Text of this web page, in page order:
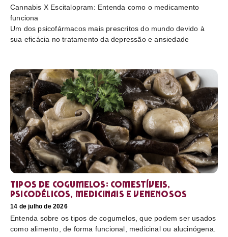
Cannabis X Escitalopram: Entenda como o medicamento
funciona
Um dos psicofármacos mais prescritos do mundo devido à
sua eficácia no tratamento da depressão e ansiedade
Tipos de cogumelos: comestíveis,
psicodélicos, medicinais e venenosos
14 de julho de 2026
Entenda sobre os tipos de cogumelos, que podem ser usados
como alimento, de forma funcional, medicinal ou alucinógena.